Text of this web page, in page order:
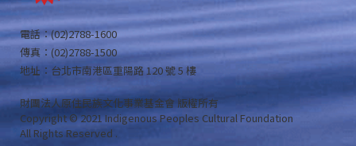
電話：(02)2788-1600
傳真：(02)2788-1500
地址：台北市南港區重陽路 120 號 5 樓
財團法人原住民族文化事業基金會 版權所有
Copyright © 2021 Indigenous Peoples Cultural Foundation
All Rights Reserved .